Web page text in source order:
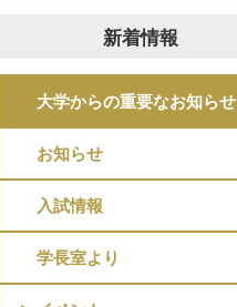
新着情報
大学からの重要なお知らせ
お知らせ
入試情報
学長室より